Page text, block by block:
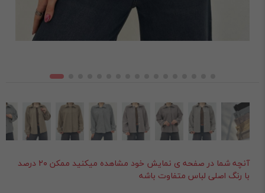
آنچه شما در صفحه ی نمایش خود مشاهده میکنید ممکن ۲۰ درصد
با رنگ اصلی لباس متفاوت باشه